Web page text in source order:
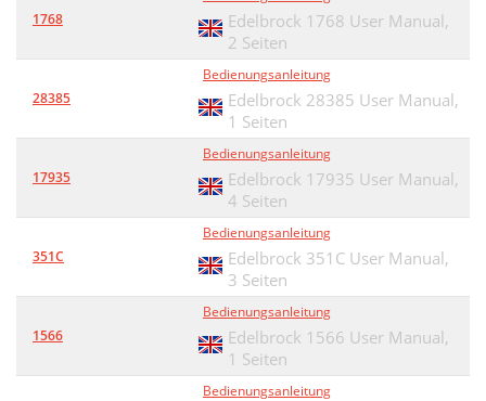
1768
Edelbrock 1768 User Manual,
2 Seiten
28385
Bedienungsanleitung
Edelbrock 28385 User Manual,
1 Seiten
17935
Bedienungsanleitung
Edelbrock 17935 User Manual,
4 Seiten
351C
Bedienungsanleitung
Edelbrock 351C User Manual,
3 Seiten
1566
Bedienungsanleitung
Edelbrock 1566 User Manual,
1 Seiten
Bedienungsanleitung